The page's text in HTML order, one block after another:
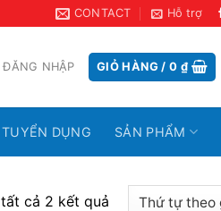
CONTACT Hỗ trợ
ĐĂNG NHẬP GIỎ HÀNG /0 ₫
TUYỂN DỤNG SẢN PHẨM
cả 2 kết quả